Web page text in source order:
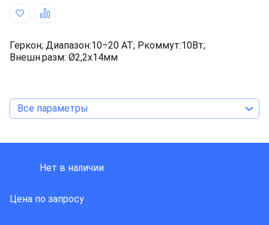
Геркон; Диапазон:10÷20 AT; Pкоммут:10Вт;
Внешн.разм: Ø2,2x14мм
Все параметры
Нет в наличии
Цена по запросу